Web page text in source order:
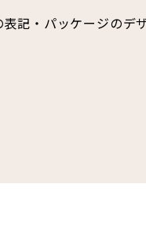
記・パッケージのデ